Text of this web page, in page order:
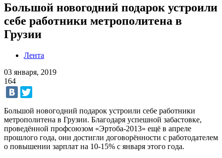
Большой новогодний подарок устроили
себе работники метрополитена в
Грузии
Лента
03 января, 2019
164
Большой новогодний подарок устроили себе работники
метрополитена в Грузии. Благодаря успешной забастовке,
проведённой профсоюзом «Эртоба-2013» ещё в апреле
прошлого года, они достигли договорённости с работодателем
о повышении зарплат на 10-15% с января этого года.